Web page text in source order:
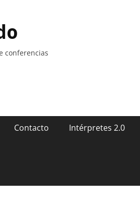
conferencias
Contacto Intérpretes 2.0